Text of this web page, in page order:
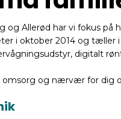
og Allerød har vi fokus
i oktober 2014 og
digitalt
omsorg og nærvær for dig